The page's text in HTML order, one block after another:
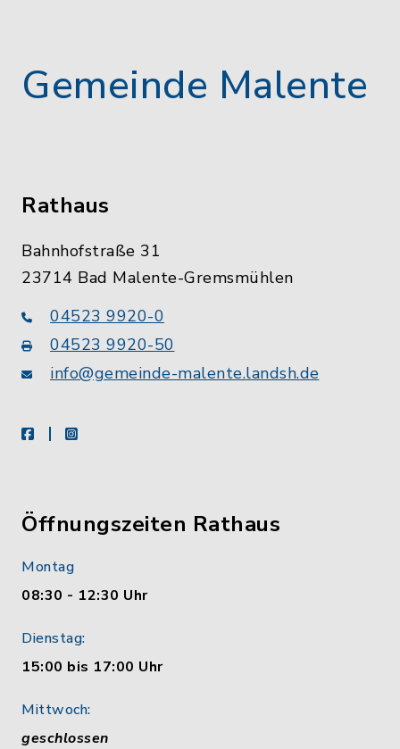
Gemeinde Malente
Rathaus
Bahnhofstraße 31
23714 Bad Malente-Gremsmühlen
04523 9920-0
04523 9920-50
info@gemeinde-malente.landsh.de
facebookinstagram
Öffnungszeiten Rathaus
Montag
08:30 - 12:30 Uhr
Dienstag:
15:00 bis 17:00 Uhr
Mittwoch:
geschlossen